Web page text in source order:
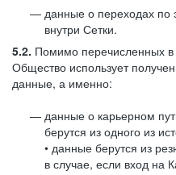
данные о переходах по
внутри Сетки.
5.2. Помимо перечисленных
Общество использует
данные, а именно:
данные о карьерном
берутся из одного из
• данные берутся из
в случае, если вход на